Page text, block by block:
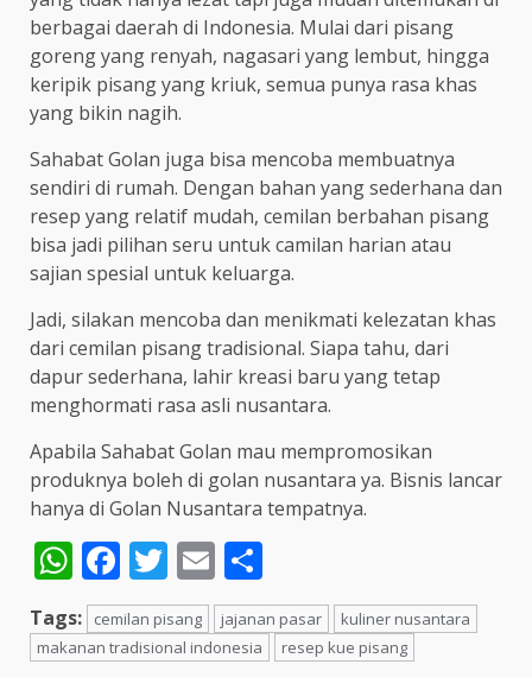
berbagai daerah di Indonesia. Mulai dari pisang
goreng yang renyah, nagasari yang lembut, hingga
keripik pisang yang kriuk, semua punya rasa khas
yang bikin nagih.
Sahabat Golan juga bisa mencoba membuatnya
sendiri di rumah. Dengan bahan yang sederhana dan
resep yang relatif mudah, cemilan berbahan pisang
bisa jadi pilihan seru untuk camilan harian atau
sajian spesial untuk keluarga.
Jadi, silakan mencoba dan menikmati kelezatan khas
dari cemilan pisang tradisional. Siapa tahu, dari
dapur sederhana, lahir kreasi baru yang tetap
menghormati rasa asli nusantara.
Apabila Sahabat Golan mau mempromosikan
produknya boleh di golan nusantara ya. Bisnis lancar
hanya di Golan Nusantara tempatnya.
WhatsApp
Facebook
Twitter
Email
Tags: cemilan pisang jajanan pasar
kuliner nusantara
makanan tradisional indonesia
resep kue pisang